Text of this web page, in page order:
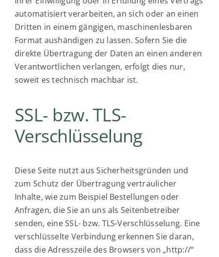
automatisiert verarbeiten, an sich oder an einen
Dritten in einem gängigen, maschinenlesbaren
Format aushändigen zu lassen. Sofern Sie die
direkte Übertragung der Daten an einen anderen
Verantwortlichen verlangen, erfolgt dies nur,
soweit es technisch machbar ist.
SSL- bzw. TLS-
Verschlüsselung
Diese Seite nutzt aus Sicherheitsgründen und
zum Schutz der Übertragung vertraulicher
Inhalte, wie zum Beispiel Bestellungen oder
Anfragen, die Sie an uns als Seitenbetreiber
senden, eine SSL- bzw. TLS-Verschlüsselung. Eine
verschlüsselte Verbindung erkennen Sie daran,
dass die Adresszeile des Browsers von „http://“